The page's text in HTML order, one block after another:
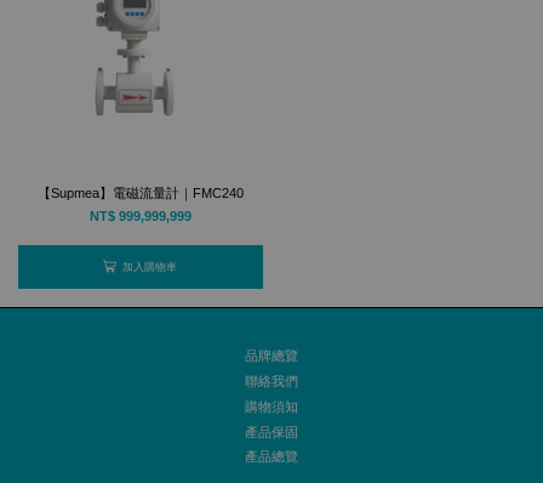
【Supmea】電磁流量計｜FMC240
NT$ 999,999,999
加入購物車
品牌總覽
聯絡我們
購物須知
產品保固
產品總覽